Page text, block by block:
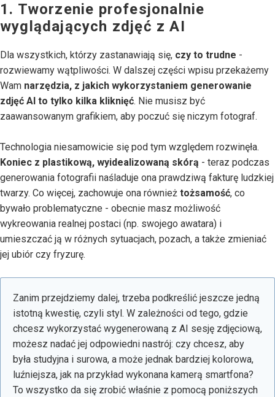
1. Tworzenie profesjonalnie
wyglądających zdjęć z AI
Dla wszystkich, którzy zastanawiają się, czy to trudne -
rozwiewamy wątpliwości. W dalszej części wpisu przekażemy
Wam narzędzia, z jakich wykorzystaniem generowanie
zdjęć AI to tylko kilka kliknięć. Nie musisz być
zaawansowanym grafikiem, aby poczuć się niczym fotograf.
Technologia niesamowicie się pod tym względem rozwinęła.
Koniec z plastikową, wyidealizowaną skórą - teraz podczas
generowania fotografii naśladuje ona prawdziwą fakturę ludzkiej
twarzy. Co więcej, zachowuje ona również tożsamość, co
bywało problematyczne - obecnie masz możliwość
wykreowania realnej postaci (np. swojego awatara) i
umieszczać ją w różnych sytuacjach, pozach, a także zmieniać
jej ubiór czy fryzurę.
Zanim przejdziemy dalej, trzeba podkreślić jeszcze jedną
istotną kwestię, czyli styl. W zależności od tego, gdzie
chcesz wykorzystać wygenerowaną z AI sesję zdjęciową,
możesz nadać jej odpowiedni nastrój: czy chcesz, aby
była studyjna i surowa, a może jednak bardziej kolorowa,
luźniejsza, jak na przykład wykonana kamerą smartfona?
To wszystko da się zrobić właśnie z pomocą poniższych